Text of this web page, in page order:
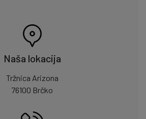
Naša lokacija
Tržnica Arizona
76100 Brčko